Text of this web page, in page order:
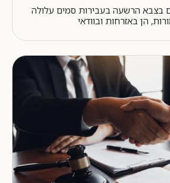
בצבא הרשעה בעבירות סמים עלולה
הן באזרחות ובוודאי